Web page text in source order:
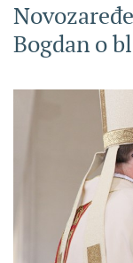
Bogdan o